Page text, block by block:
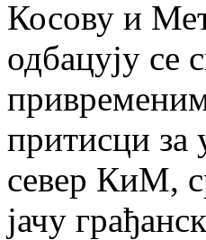
Косову и
одбацују се
привременим
притисци за
север КиМ,
јачу